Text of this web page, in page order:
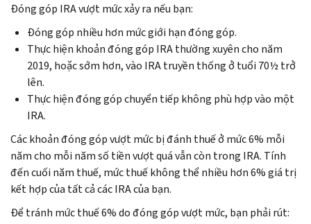
Đóng góp IRA vượt mức xảy ra nếu bạn:
Đóng góp nhiều hơn mức giới hạn đóng góp.
Thực hiện khoản đóng góp IRA thường xuyên cho năm
2019, hoặc sớm hơn, vào IRA truyền thống ở tuổi 70½ trở
lên.
Thực hiện đóng góp chuyển tiếp không phù hợp vào một
IRA.
Các khoản đóng góp vượt mức bị đánh thuế ở mức 6% mỗi
năm cho mỗi năm số tiền vượt quá vẫn còn trong IRA. Tính
đến cuối năm thuế, mức thuế không thể nhiều hơn 6% giá trị
kết hợp của tất cả các IRA của bạn.
Để tránh mức thuế 6% do đóng góp vượt mức, bạn phải rút: